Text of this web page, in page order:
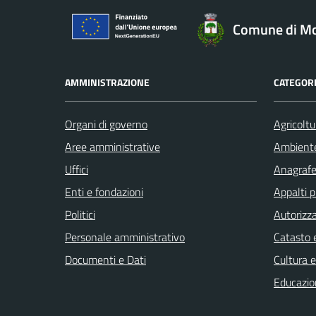
Comune di
AMMINISTRAZIONE
Organi di governo
Aree amministrative
Uffici
Enti e fondazioni
Politici
Personale amministrativo
Documenti e Dati
Appalti
Catasto
Cultura